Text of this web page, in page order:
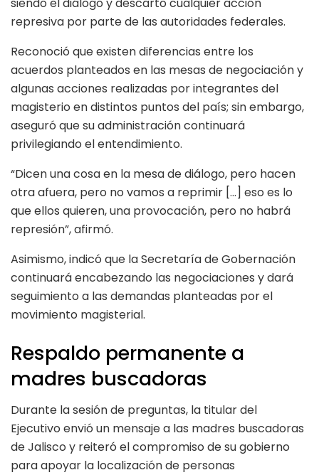
siendo el diálogo y descartó cualquier acción
represiva por parte de las autoridades federales.
Reconoció que existen diferencias entre los
acuerdos planteados en las mesas de negociación y
algunas acciones realizadas por integrantes del
magisterio en distintos puntos del país; sin embargo,
aseguró que su administración continuará
privilegiando el entendimiento.
“Dicen una cosa en la mesa de diálogo, pero hacen
otra afuera, pero no vamos a reprimir […] eso es lo
que ellos quieren, una provocación, pero no habrá
represión”, afirmó.
Asimismo, indicó que la Secretaría de Gobernación
continuará encabezando las negociaciones y dará
seguimiento a las demandas planteadas por el
movimiento magisterial.
Respaldo permanente a
madres buscadoras
Durante la sesión de preguntas, la titular del
Ejecutivo envió un mensaje a las madres buscadoras
de Jalisco y reiteró el compromiso de su gobierno
para apoyar la localización de personas